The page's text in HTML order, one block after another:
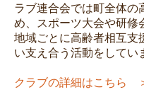
ラブ連合会では町全体の
め、スポーツ大会や研修
地域ごとに高齢者相互支
い支え合う活動をしてい
クラブの詳細はこちら